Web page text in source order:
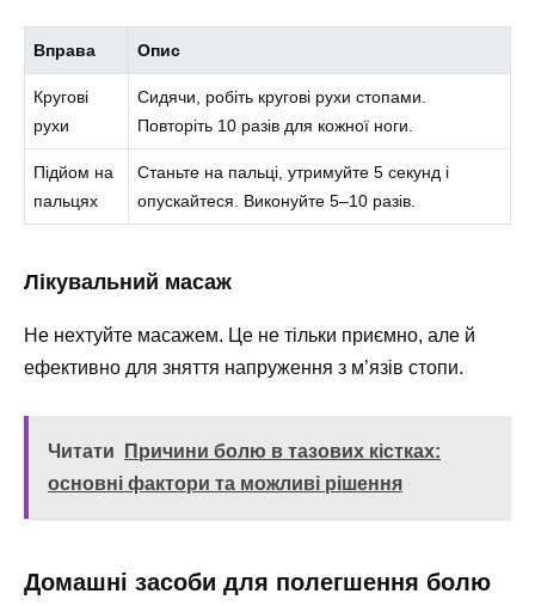
Вправа Опис
Кругові
рухи
Сидячи, робіть кругові рухи стопами.
Повторіть 10 разів для кожної ноги.
Підйом на
пальцях
Станьте на пальці, утримуйте 5 секунд і
опускайтеся. Виконуйте 5–10 разів.
Лікувальний масаж
Не нехтуйте масажем. Це не тільки приємно, але й
ефективно для зняття напруження з м’язів стопи.
Читати
Причини болю в тазових кістках:
основні фактори та можливі рішення
Домашні засоби для полегшення болю